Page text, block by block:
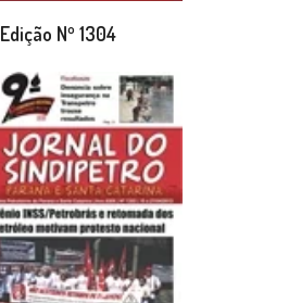
Edição Nº 1304